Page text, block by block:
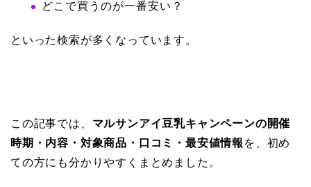
どこで買うのが一番安い？
といった検索が多くなっています。
この記事では、 マルサンアイ豆乳キャンペーンの開催
時期・内容・対象商品・口コミ・最安値情報 を、初め
ての方にも分かりやすくまとめました。